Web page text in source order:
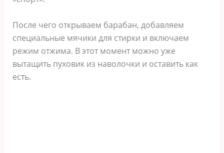
После чего открываем барабан, добавляем
специальные мячики для стирки и включаем
режим отжима. В этот момент можно уже
вытащить пуховик из наволочки и оставить как
есть.